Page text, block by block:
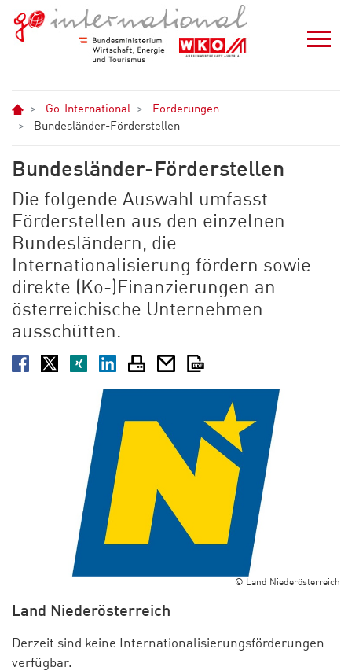
Zum Hauptinhalt springen
Zur Navigation springen
Zum Footer springen
Home Go-International
Förderungen
Bundesländer-Förderstellen
Bundesländer-Förderstellen
Die folgende Auswahl umfasst
Förderstellen aus den einzelnen
Bundesländern, die
Internationalisierung fördern sowie
direkte (Ko-)Finanzierungen an
österreichische Unternehmen
ausschütten.
Facebook
TwitterXINGLinkedIn
Drucken
E-Mail
PDF
© Land Niederösterreich
Land Niederösterreich
Derzeit sind keine Internationalisierungsförderungen
verfügbar.